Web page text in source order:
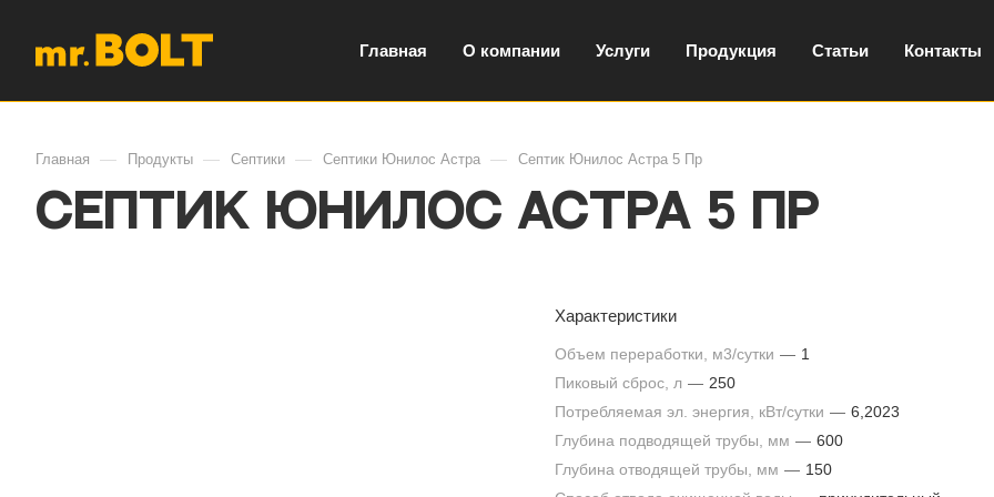
Главная О компании Услуги Продукция Статьи Контакты
Главная — Продукты — Септики — Септики Юнилос Астра — Септик Юнилос Астра 5 Пр
Септик Юнилос Астра 5 Пр
Характеристики
Объем переработки, м3/сутки — 1
Пиковый сброс, л — 250
Потребляемая эл. энергия, кВт/сутки — 6,2023
Глубина подводящей трубы, мм — 600
Глубина отводящей трубы, мм — 150